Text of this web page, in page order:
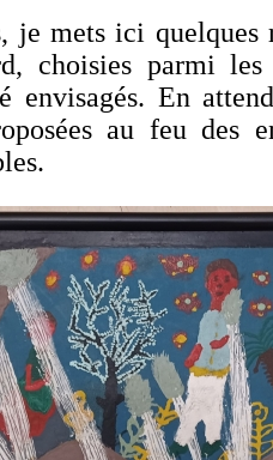
mets ici quelques
choisies parmi
envisagés. En
au feu des